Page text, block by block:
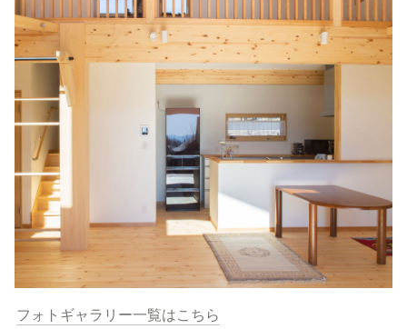
フォトギャラリー一覧はこちら